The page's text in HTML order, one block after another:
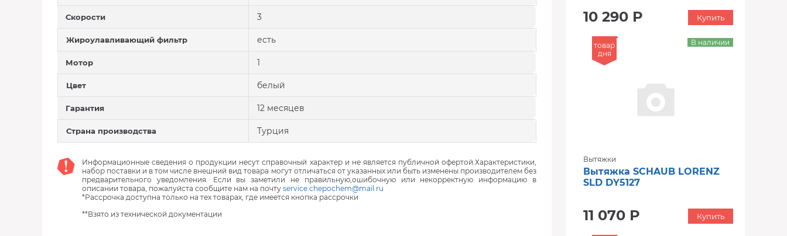
Скорости 3
Жироулавливающий фильтр есть
Мотор 1
Цвет белый
Гарантия 12 месяцев
Страна производства Турция
Информационные сведения о продукции несут справочный характер и не является публичной офертой.Характеристики,
набор поставки и в том числе внешний вид товара могут отличаться от указанных или быть изменены производителем без
предварительного уведомления. Если вы заметили не правильную,ошибочную или некорректную информацию в
описании товара, пожалуйста сообщите нам на почту service.chepochem@mail.ru
*Рассрочка доступна только на тех товарах, где имеется кнопка рассрочки
**Взято из технической документации
10 290 Р Купить
товар
дня
Вытяжки
Вытяжка SCHAUB LORENZ
SLD DY5127
11 070 Р
В наличии
Купить